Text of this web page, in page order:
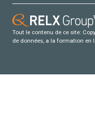
Tout le contenu de ce site:
de données, a la formation en